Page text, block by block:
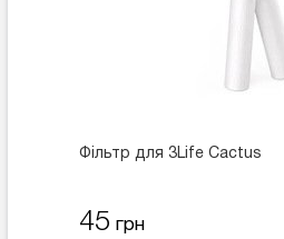
Фільтр для 3Life Cactus
45 грн